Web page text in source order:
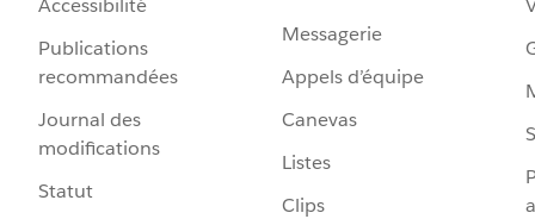
Accessibilité
Publications
recommandées
Journal des
modifications
Statut
Messagerie
Appels d’équipe
Canevas
Listes
Clips